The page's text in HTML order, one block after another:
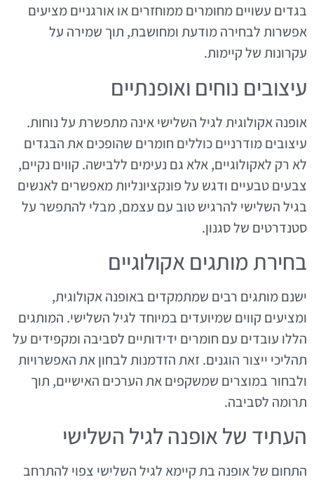
בגדים עשויים מחומרים ממוחזרים או אורגניים מציעים
אפשרות לבחירה מודעת ומחושבת, תוך שמירה על
עקרונות של קיימות.
עיצובים נוחים ואופנתיים
אופנה אקולוגית לגיל השלישי אינה מתפשרת על נוחות.
עיצובים מודרניים כוללים חומרים שהופכים את הבגדים
לא רק לאקולוגיים, אלא גם נעימים ללבישה. קווים נקיים,
צבעים טבעיים ודגש על פונקציונליות מאפשרים לאנשים
בגיל השלישי להרגיש טוב עם עצמם, מבלי להתפשר על
סטנדרטים של סגנון.
בחירת מותגים אקולוגיים
ישנם מותגים רבים שמתמקדים באופנה אקולוגית,
ומציעים קווים שמיועדים במיוחד לגיל השלישי. המותגים
הללו עובדים עם חומרים ידידותיים לסביבה ומקפידים על
תהליכי ייצור הוגנים. זאת הזדמנות לבחון את האפשרויות
ולבחור במוצרים שמשקפים את הערכים האישיים, תוך
תרומה לסביבה.
העתיד של אופנה לגיל השלישי
התחום של אופנה בת קיימא לגיל השלישי צפוי להתרחב